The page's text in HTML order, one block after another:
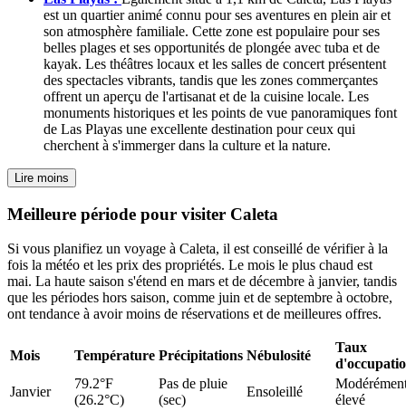
est un quartier animé connu pour ses aventures en plein air et
son atmosphère familiale. Cette zone est populaire pour ses
belles plages et ses opportunités de plongée avec tuba et de
kayak. Les théâtres locaux et les salles de concert présentent
des spectacles vibrants, tandis que les zones commerçantes
offrent un aperçu de l'artisanat et de la cuisine locale. Les
monuments historiques et les points de vue panoramiques font
de Las Playas une excellente destination pour ceux qui
cherchent à s'immerger dans la culture et la nature.
Lire moins
Meilleure période pour visiter Caleta
Si vous planifiez un voyage à Caleta, il est conseillé de vérifier à la
fois la météo et les prix des propriétés. Le mois le plus chaud est
mai. La haute saison s'étend en mars et de décembre à janvier, tandis
que les périodes hors saison, comme juin et de septembre à octobre,
ont tendance à avoir moins de réservations et de meilleures offres.
Mois Température Précipitations Nébulosité
Taux
Janvier
79.2°F
(26.2°C)
Pas de pluie
(sec)
Ensoleillé
élevé